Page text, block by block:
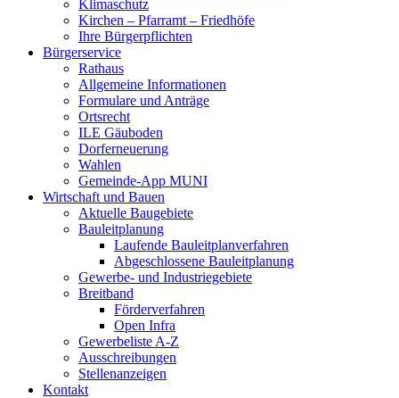
Klimaschutz
Kirchen – Pfarramt – Friedhöfe
Ihre Bürgerpflichten
Bürgerservice
Rathaus
Allgemeine Informationen
Formulare und Anträge
Ortsrecht
ILE Gäuboden
Dorferneuerung
Wahlen
Gemeinde-App MUNI
Wirtschaft und Bauen
Aktuelle Baugebiete
Bauleitplanung
Laufende Bauleitplanverfahren
Abgeschlossene Bauleitplanung
Gewerbe- und Industriegebiete
Breitband
Förderverfahren
Open Infra
Gewerbeliste A-Z
Ausschreibungen
Stellenanzeigen
Kontakt